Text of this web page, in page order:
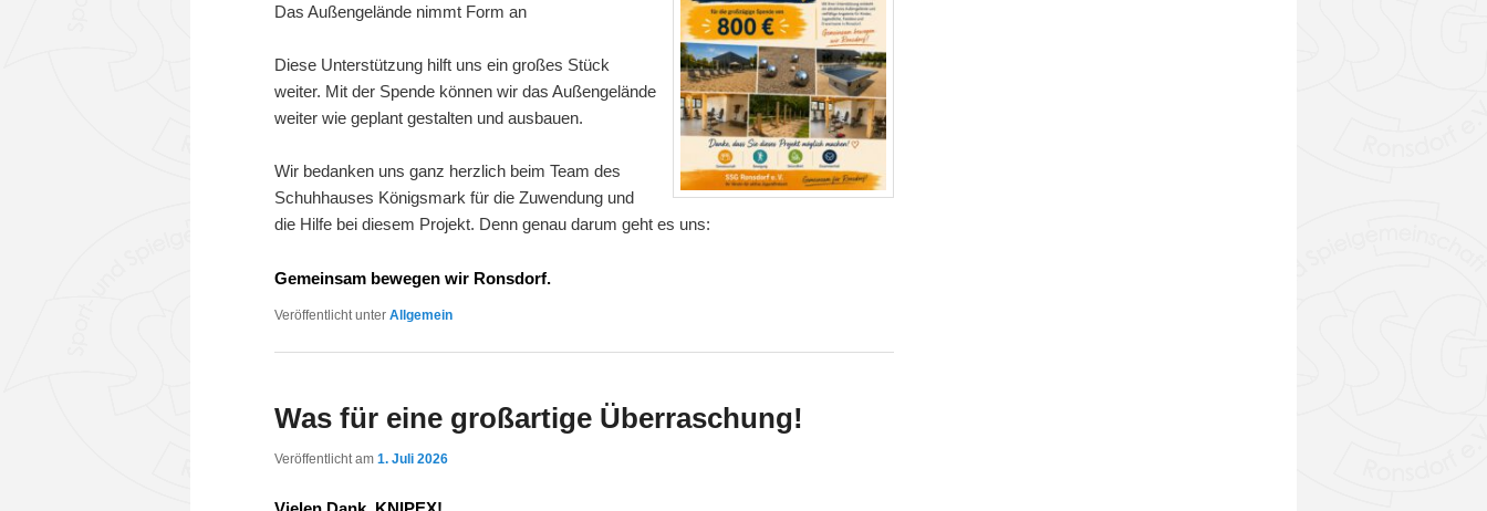
Das Außengelände nimmt Form an
Diese Unterstützung hilft uns ein großes Stück
weiter. Mit der Spende können wir das Außengelände
weiter wie geplant gestalten und ausbauen.
Wir bedanken uns ganz herzlich beim Team des
Schuhhauses Königsmark für die Zuwendung und
die Hilfe bei diesem Projekt. Denn genau darum geht es uns:
Gemeinsam bewegen wir Ronsdorf.
Veröffentlicht unter Allgemein
Was für eine großartige Überraschung!
Veröffentlicht am 1. Juli 2026